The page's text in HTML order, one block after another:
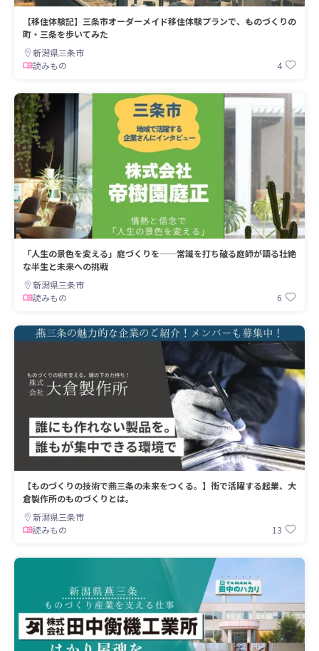
【移住体験記】三条市オーダーメイド移住体験プランで、ものづくりの
町・三条を歩いてみた
新潟県三条市
読みもの
4
「人生の景色を変える」庭づくりを──常識を打ち破る庭師が語る壮絶
な半生と未来への挑戦
新潟県三条市
読みもの
6
【ものづくりの技術で燕三条の未来をつくる。】街で活躍する起業、大
倉製作所のものづくりとは。
新潟県三条市
読みもの
13